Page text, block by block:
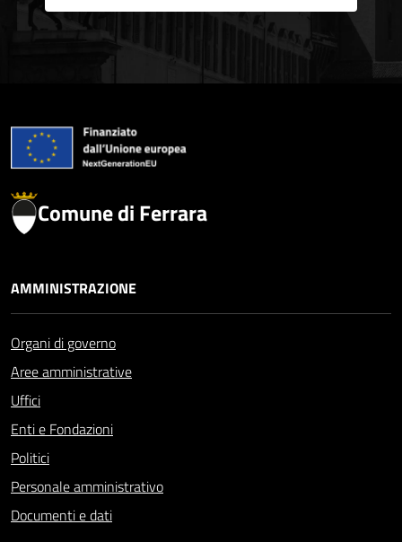
Comune di Ferrara
AMMINISTRAZIONE
Organi di governo
Aree amministrative
Uffici
Enti e Fondazioni
Politici
Personale amministrativo
Documenti e dati